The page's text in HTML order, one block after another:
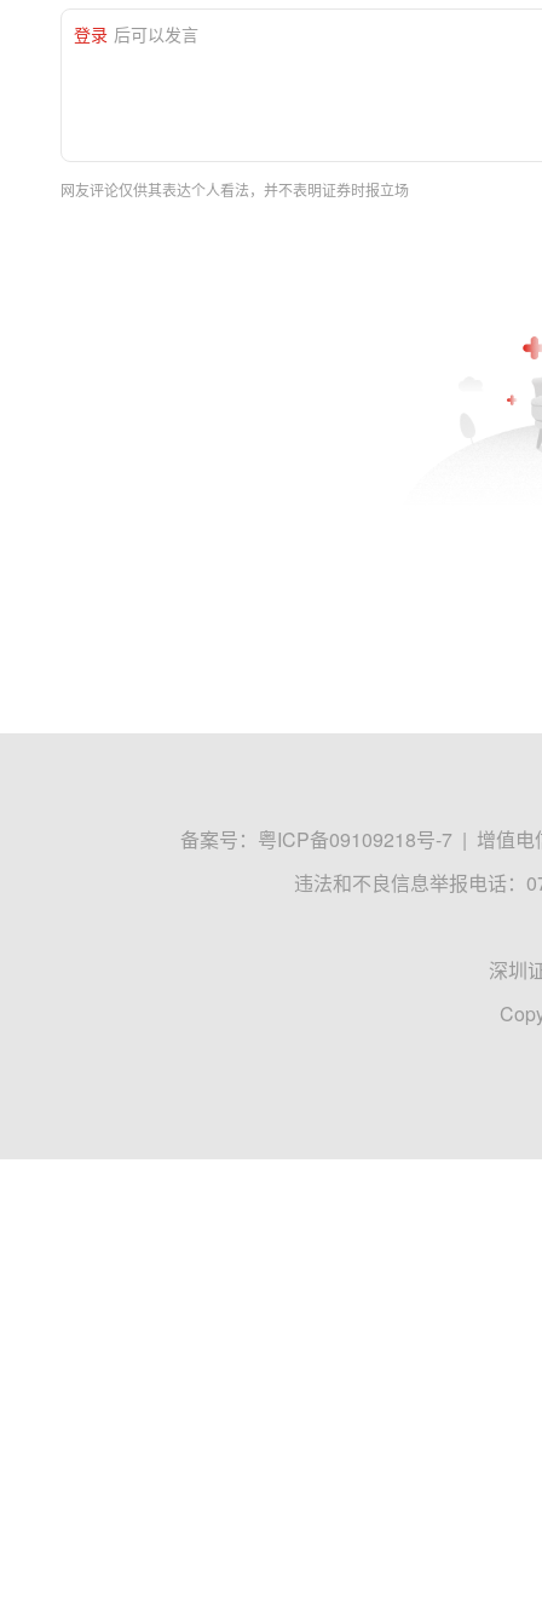
登录 后可以发言
网友评论仅供其表达个人看法，并不表明证券时报立场
备案号： 粤ICP备09109218号-7 | 增值电
违法和不良信息举报电话：
深圳